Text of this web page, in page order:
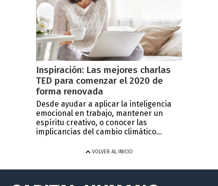
Inspiración: Las mejores charlas
TED para comenzar el 2020 de
forma renovada
Desde ayudar a aplicar la inteligencia
emocional en trabajo, mantener un
espíritu creativo, o conocer las
implicancias del cambio climático...
VOLVER AL INICIO